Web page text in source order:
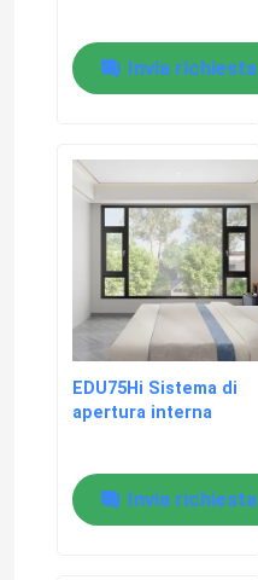
Invia richiesta
EDU75Hi Sistema di
apertura interna
Invia richiesta